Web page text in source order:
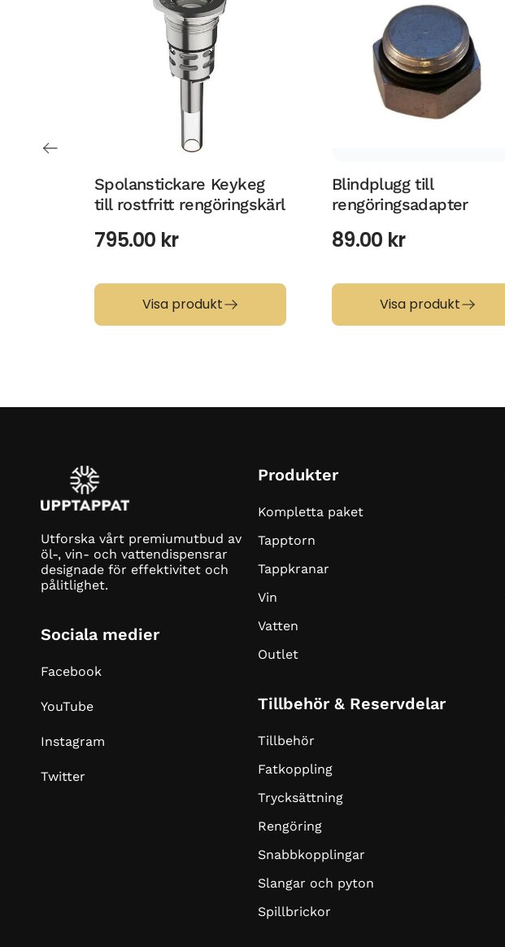
Spolanstickare Keykeg
till rostfritt rengöringskärl
795.00 kr
Visa produkt
Blindplugg till
rengöringsadapter
89.00 kr
Visa produkt
Utforska vårt premiumutbud av
öl-, vin- och vattendispensrar
designade för effektivitet och
pålitlighet.
Sociala medier
Facebook
YouTube
Instagram
Twitter
Produkter
Kompletta paket
Tapptorn
Tappkranar
Vin
Vatten
Outlet
Tillbehör & Reservdelar
Tillbehör
Fatkoppling
Trycksättning
Rengöring
Snabbkopplingar
Slangar och pyton
Spillbrickor